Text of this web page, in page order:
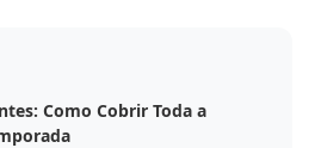
Como Cobrir Toda a